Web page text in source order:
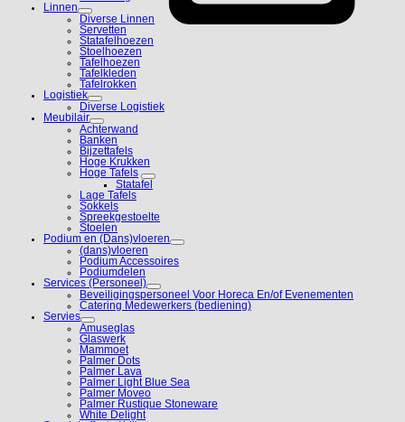
Linnen
Diverse Linnen
Servetten
Statafelhoezen
Stoelhoezen
Tafelhoezen
Tafelkleden
Tafelrokken
Logistiek
Diverse Logistiek
Meubilair
Achterwand
Banken
Bijzettafels
Hoge Krukken
Hoge Tafels
Statafel
Lage Tafels
Sokkels
Spreekgestoelte
Stoelen
Podium en (Dans)vloeren
(dans)vloeren
Podium Accessoires
Podiumdelen
Services (Personeel)
Beveiligingspersoneel Voor Horeca En/of Evenementen
Catering Medewerkers (bediening)
Servies
Amuseglas
Glaswerk
Mammoet
Palmer Dots
Palmer Lava
Palmer Light Blue Sea
Palmer Moveo
Palmer Rustique Stoneware
White Delight